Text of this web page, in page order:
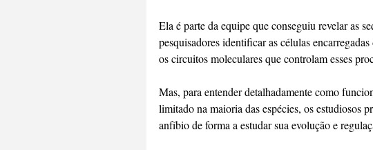
Ela é parte da equipe que conseguiu revelar as
pesquisadores identificar as células
os circuitos moleculares que controlam esses
Mas, para entender detalhadamente como
limitado na maioria das espécies, os estudiosos
anfíbio de forma a estudar sua evolução e